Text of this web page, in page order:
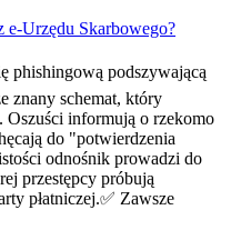
e-Urzędu Skarbowego?
phishingową podszywającą
znany schemat, który
Oszuści informują o rzekomo
do "potwierdzenia
odnośnik prowadzi do
przestępcy próbują
płatniczej.✅ Zawsze